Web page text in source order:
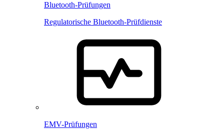
Bluetooth-Prüfungen
Regulatorische Bluetooth-Prüfdienste
EMV-Prüfungen